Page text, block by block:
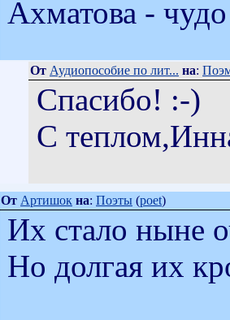
Ахматова -
От Аудиопособие по лит... на:
Спасибо! :-)
С
От Артишок на: Поэты (poet)
Их стало ныне
Но долгая их